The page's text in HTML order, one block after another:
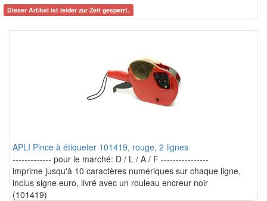
Dieser Artikel ist leider zur Zeit gesperrt.
APLI Pince à étiqueter 101419, rouge, 2 lignes
------------- pour le marché: D / L / A / F ----------------
imprime jusqu'à 10 caractères numériques sur chaque ligne,
inclus signe euro, livré avec un rouleau encreur noir
(101419)